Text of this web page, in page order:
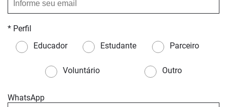
* Perfil
Educador
Estudante Parceiro
Voluntário Outro
WhatsApp